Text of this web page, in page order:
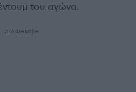
του αγώνα.
ΔΙΑΦΗΜΙΣΗ